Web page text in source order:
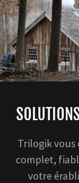
Trilogik vous
complet,
votre